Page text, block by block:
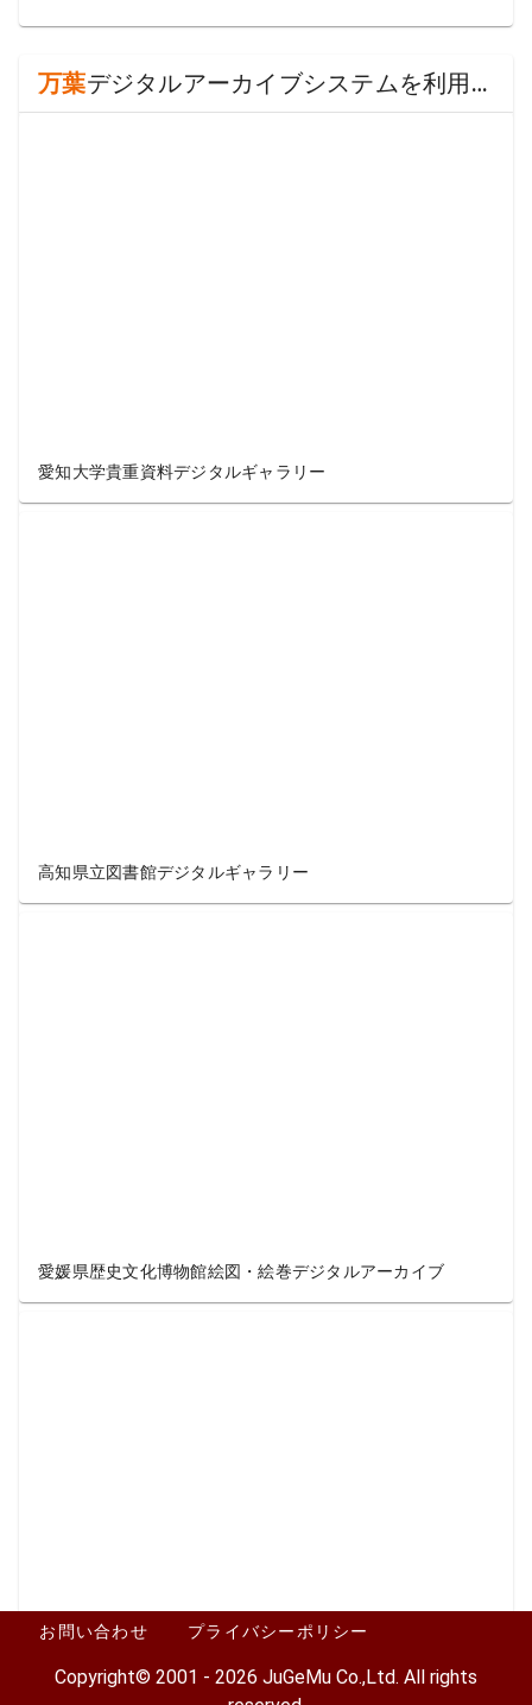
万葉デジタルアーカイブシステムを利用するサイト（一部）
愛知大学貴重資料デジタルギャラリー
高知県立図書館デジタルギャラリー
愛媛県歴史文化博物館絵図・絵巻デジタルアーカイブ
紫波町図書館デジタルコレクション
お問い合わせ プライバシーポリシー
Copyright© 2001 - 2026 JuGeMu Co.,Ltd. All rights